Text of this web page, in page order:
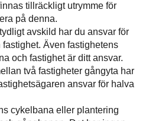
tillräckligt utrymme för
på denna.
avskild har du ansvar för
Även fastighetens
och fastighet är ditt ansvar.
två fastigheter gångyta har
ansvar för halva
cykelbana eller plantering